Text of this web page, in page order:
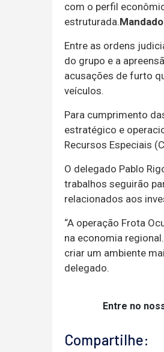
com o perfil
estruturada.
Entre as ordens
do grupo e a
acusações de furto
veículos.
Para cumprimento
estratégico e
Recursos Especiais
O delegado Pablo
trabalhos seguirão
relacionados aos
“A operação Frota
na economia
criar um ambiente
delegado.
Entre no
Compartilhe: